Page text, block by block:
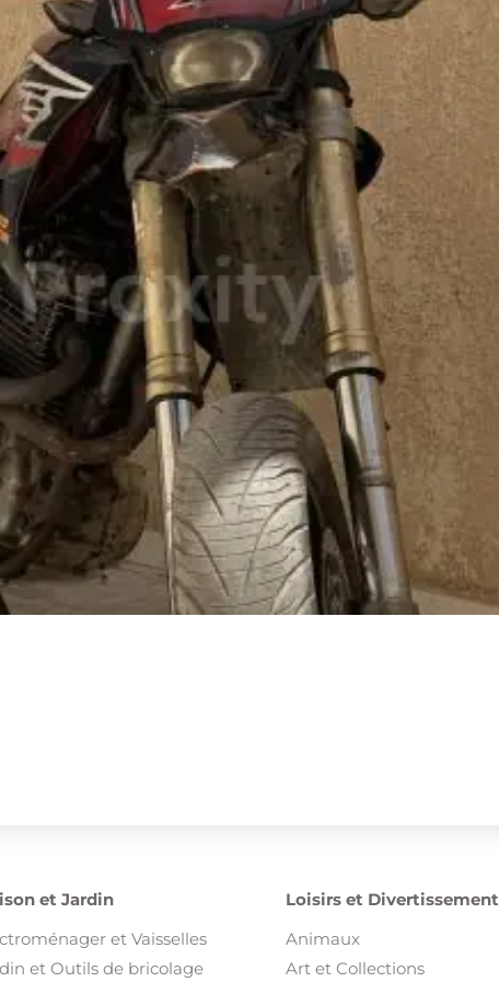
et Jardin
et Vaisselles
et Outils de bricolage
Loisirs et Divertissement
Animaux
Art et Collections